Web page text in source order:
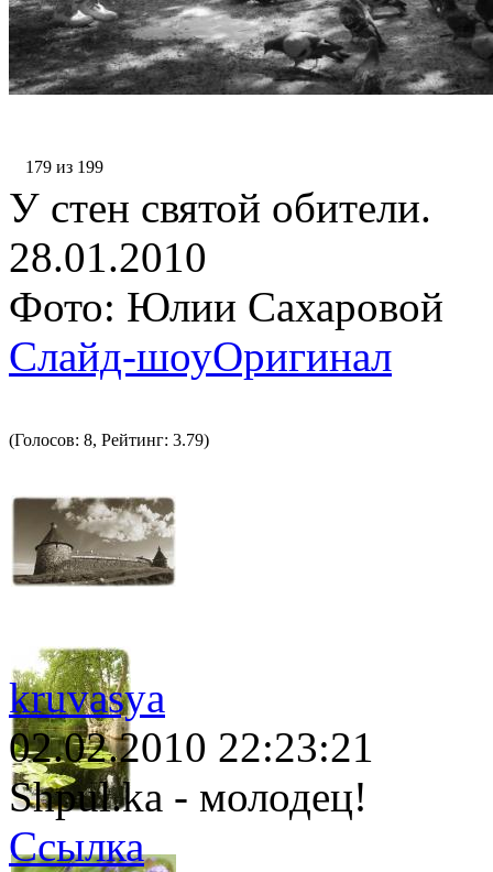
179 из 199
У стен святой обители.
28.01.2010
Фото: Юлии Сахаровой
Слайд-шоуОригинал
(Голосов: 8, Рейтинг: 3.79)
kruvasya
02.02.2010 22:23:21
Shpul.ka - молодец!
Ссылка